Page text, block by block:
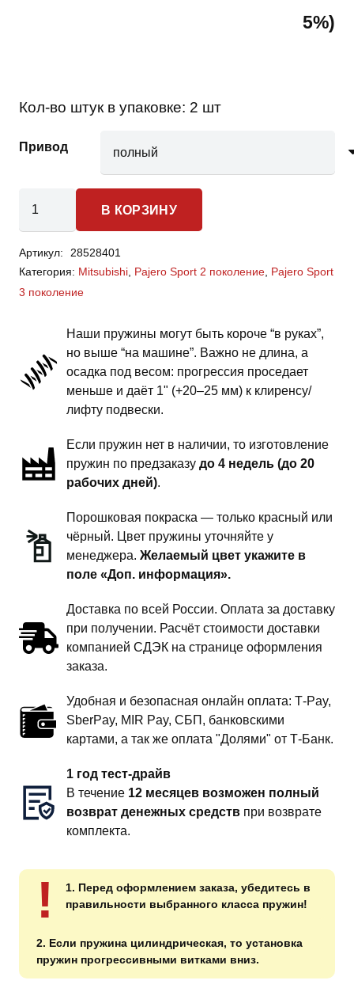
5%)
Кол-во штук в упаковке: 2 шт
Привод
товара
Pajero
Sport
2/3
пружины
задней
подвески
дюйма
комфорт
В КОРЗИНУ
Артикул:
28528401
Категория: Mitsubishi, Pajero Sport 2 поколение, Pajero Sport
3 поколение
Наши пружины могут быть короче “в руках”,
но выше “на машине”. Важно не длина, а
осадка под весом: прогрессия проседает
меньше и даёт 1" (+20–25 мм) к клиренсу/
лифту подвески.
Если пружин нет в наличии, то изготовление
пружин по предзаказу до 4 недель (до 20
рабочих дней).
Порошковая покраска — только красный или
чёрный. Цвет пружины уточняйте у
менеджера. Желаемый цвет укажите в
поле «Доп. информация».
Доставка по всей России. Оплата за доставку
при получении. Расчёт стоимости доставки
компанией СДЭК на странице оформления
заказа.
Удобная и безопасная онлайн оплата: T‑Pay,
SberPay, MIR Pay, СБП, банковскими
картами, а так же оплата "Долями" от Т-Банк.
1 год тест-драйв
В течение 12 месяцев возможен полный
возврат денежных средств при возврате
комплекта.
!
1. Перед оформлением заказа, убедитесь в
правильности выбранного класса пружин!
2. Если пружина цилиндрическая, то установка
пружин прогрессивными витками вниз.